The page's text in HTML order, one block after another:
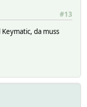
#13
da muss